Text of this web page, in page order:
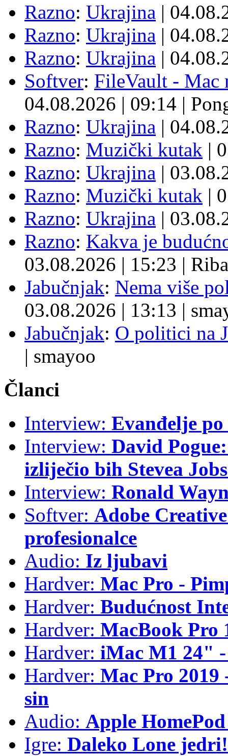
Razno: Ukrajina |
Razno: Ukrajina |
Razno: Ukrajina |
Softver: FileVault - Mac
04.08.2026 | 09:14 |
Razno: Ukrajina |
Razno: Muzički kutak |
Razno: Ukrajina |
Razno: Muzički kutak |
Razno: Ukrajina |
Razno: Kakva je
03.08.2026 | 15:23 | Riba
Jabučnjak: Nema više
03.08.2026 | 13:13 |
Jabučnjak: O politici na
| smayoo
Članci
Interview: Evanđelje
Interview: David
izliječio bih Stevea
Interview: Ronald
Softver: Adobe
profesionalce
Audio: Iz ljubavi
Hardver: Mac Pro -
Hardver: Budućnost
Hardver: MacBook Pro
Hardver: iMac M1 24"
Hardver: Mac Pro
sin
Audio: Apple
Igre: Daleko Lone jedri!